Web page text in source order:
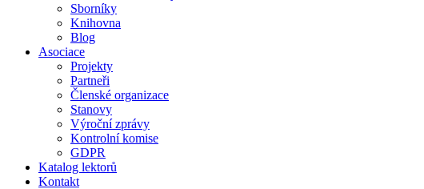
Sborníky
Knihovna
Blog
Asociace
Projekty
Partneři
Členské organizace
Stanovy
Výroční zprávy
Kontrolní komise
GDPR
Katalog lektorů
Kontakt